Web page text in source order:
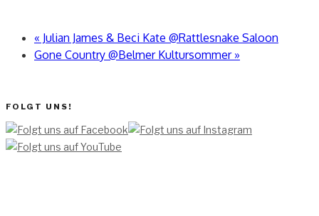
« Julian James & Beci Kate @Rattlesnake Saloon
Gone Country @Belmer Kultursommer »
FOLGT UNS!